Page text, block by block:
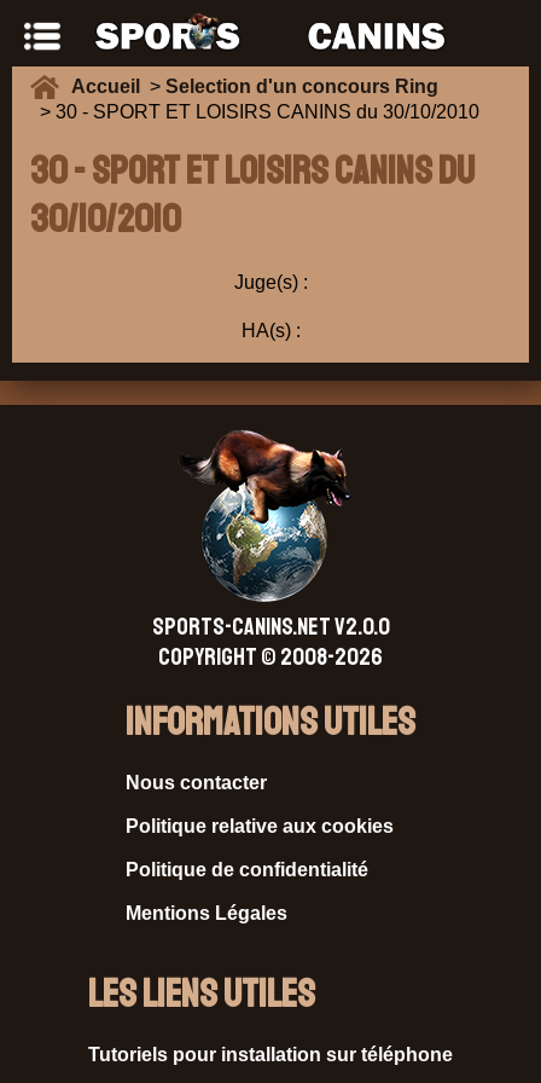
Accueil > Selection d'un concours Ring
> 30 - SPORT ET LOISIRS CANINS du 30/10/2010
30 - SPORT ET LOISIRS CANINS du
30/10/2010
Juge(s) :
HA(s) :
SPORTS-CANINS.NET V2.0.0
Copyright © 2008-2026
Informations Utiles
Nous contacter
Politique relative aux cookies
Politique de confidentialité
Mentions Légales
Les liens utiles
Tutoriels pour installation sur téléphone